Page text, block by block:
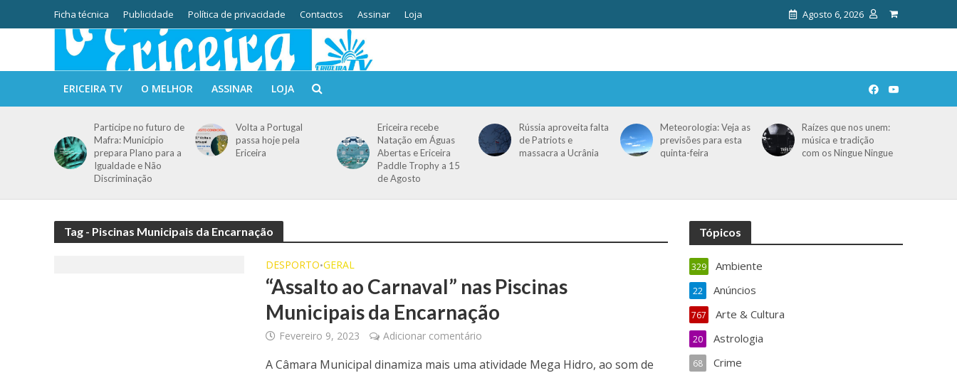
Ficha técnica Publicidade Política de privacidade Contactos Assinar Loja Agosto 6, 2026
ERICEIRA TV O MELHOR ASSINAR LOJA
Participe no futuro de
Mafra: Município
prepara Plano para a
Igualdade e Não
Discriminação
Volta a Portugal
passa hoje pela
Ericeira
Ericeira recebe
Natação em Águas
Abertas e Ericeira
Paddle Trophy a 15
de Agosto
Rússia aproveita falta
de Patriots e
massacra a Ucrânia
Meteorologia: Veja as
previsões para esta
quinta-feira
Raízes que nos unem:
música e tradição
com os Ningue Ningue
Tag - Piscinas Municipais da Encarnação
DESPORTO•GERAL
“Assalto ao Carnaval” nas Piscinas
Municipais da Encarnação
Fevereiro 9, 2023 Adicionar comentário
A Câmara Municipal dinamiza mais uma atividade Mega Hidro, ao som de
Tópicos
Ambiente
329
Anúncios
22
Arte & Cultura
767
Astrologia
20
Crime
68